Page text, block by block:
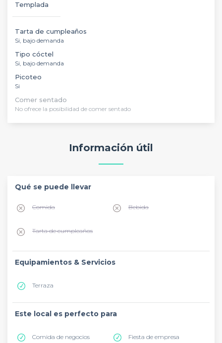
Templada
Tarta de cumpleaños
Si, bajo demanda
Tipo cóctel
Si, bajo demanda
Picoteo
Si
Comer sentado
No ofrece la posibilidad de comer sentado
Información útil
Qué se puede llevar
Comida Bebida
Tarta de cumpleaños
Equipamientos & Servicios
Terraza
Este local es perfecto para
Comida de negocios Fiesta de empresa